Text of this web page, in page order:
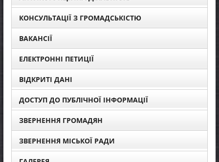
КОНСУЛЬТАЦІЇ З ГРОМАДСЬКІСТЮ
ВАКАНСІЇ
ЕЛЕКТРОННІ ПЕТИЦІЇ
ВІДКРИТІ ДАНІ
ДОСТУП ДО ПУБЛІЧНОЇ ІНФОРМАЦІЇ
ЗВЕРНЕННЯ ГРОМАДЯН
ЗВЕРНЕННЯ МІСЬКОЇ РАДИ